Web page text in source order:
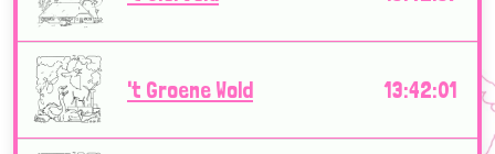
't Groene Wold 13:42:01